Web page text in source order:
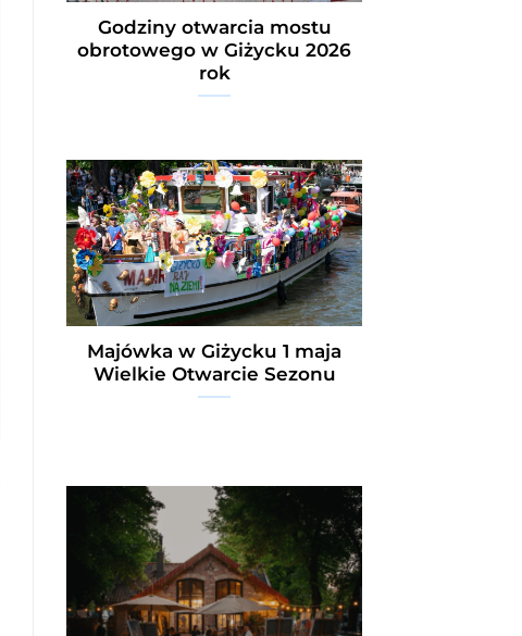
Godziny otwarcia mostu
obrotowego w Giżycku 2026
rok
Majówka w Giżycku 1 maja
Wielkie Otwarcie Sezonu